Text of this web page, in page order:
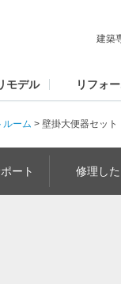
建築
モデル リフォ
ルーム > 壁掛大便器セット
ート 修理し